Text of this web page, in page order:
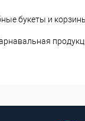
букеты и